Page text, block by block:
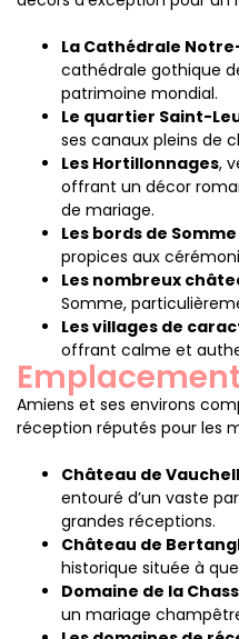
La Cathédrale
cathédrale gothique
patrimoine mondial.
Le quartier Saint-
ses canaux pleins de
Les Hortillonnages,
offrant un décor
de mariage.
Les bords de Somme
propices aux
Les nombreux
Somme,
Les villages de
offrant calme et
Amiens et ses environs
réception réputés pour les
Château de
entouré d’un vaste
grandes réceptions.
Château de
historique située à
Domaine de la
un mariage